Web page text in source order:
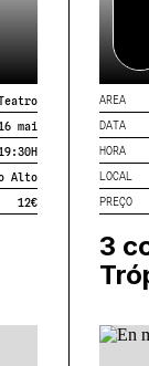
mai
H
Alto
12€
AREA
DATA
HORA
LOCAL
PREÇO
3